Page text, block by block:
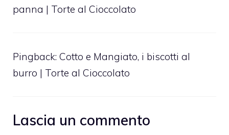
panna | Torte al Cioccolato
Pingback: Cotto e Mangiato, i biscotti al
burro | Torte al Cioccolato
Lascia un commento